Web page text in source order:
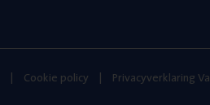
Cookie policy Privacyverklaring